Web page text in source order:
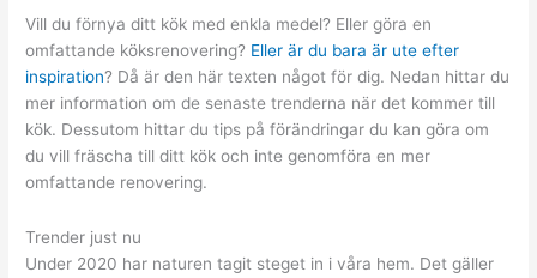
Vill du förnya ditt kök med enkla medel? Eller göra en
omfattande köksrenovering? Eller är du bara är ute efter
inspiration? Då är den här texten något för dig. Nedan hittar du
mer information om de senaste trenderna när det kommer till
kök. Dessutom hittar du tips på förändringar du kan göra om
du vill fräscha till ditt kök och inte genomföra en mer
omfattande renovering.
Trender just nu
Under 2020 har naturen tagit steget in i våra hem. Det gäller